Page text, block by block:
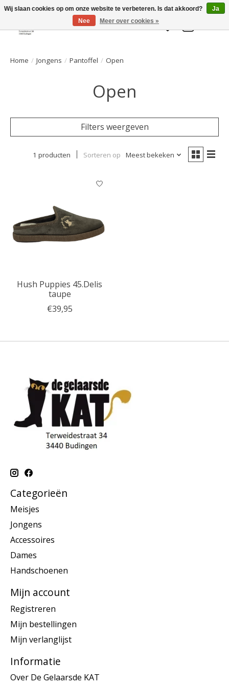
Welkom bij de Gelaarsde KAT
Verlanglijst
Home / Jongens / Pantoffel / Open
Open
Filters weergeven
1 producten Sorteren op Meest bekeken
Hush Puppies 45.Delis
taupe
€39,95
Categorieën
Meisjes
Jongens
Accessoires
Dames
Handschoenen
Mijn account
Registreren
Mijn bestellingen
Mijn verlanglijst
Informatie
Over De Gelaarsde KAT
Wij slaan cookies op om onze website te verbeteren. Is dat akkoord?
Ja
Nee
Meer over cookies »